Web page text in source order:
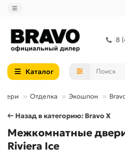
8
Каталог
Отделка Экошпон
← Назад в категорию: Bravo X
Межкомнатные
Riviera Ice